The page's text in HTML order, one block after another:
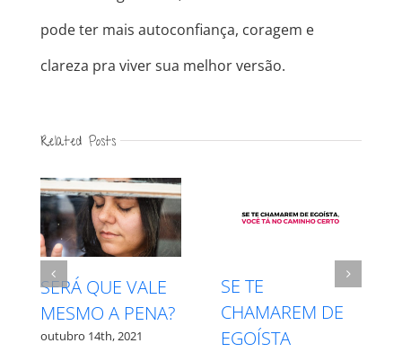
pode ter mais autoconfiança, coragem e
clareza pra viver sua melhor versão.
Related Posts
DE
INTUIÇÃO X
MEDO – QUAL É
QUAL?